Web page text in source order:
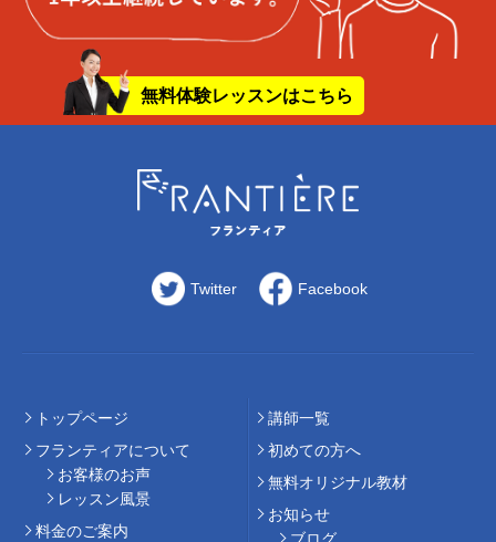
無料体験レッスンはこちら
Twitter Facebook
トップページ
フランティアについて
お客様のお声
レッスン風景
料⾦のご案内
講師⼀覧
初めての⽅へ
無料オリジナル教材
お知らせ